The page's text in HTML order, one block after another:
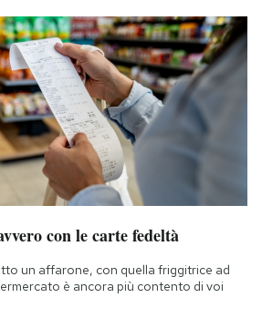
con le carte fedeltà
un affarone, con quella friggitrice ad
è ancora più contento di voi